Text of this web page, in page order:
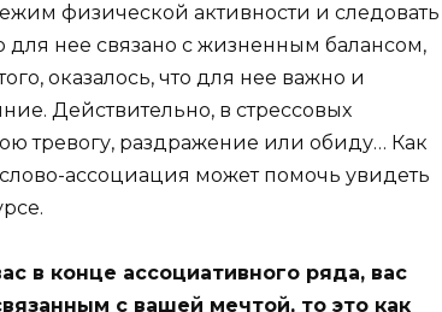
физической активности и следовать
для нее связано с жизненным балансом,
оказалось, что для нее важно и
Действительно, в стрессовых
тревогу, раздражение или обиду… Как
ассоциация может помочь увидеть
в конце ассоциативного ряда, вас
с вашей мечтой, то это как